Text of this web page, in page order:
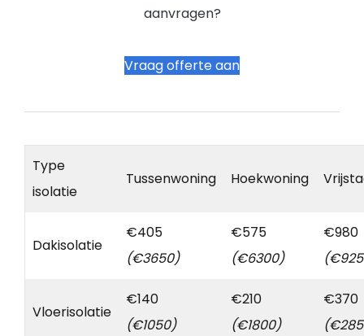
aanvragen?
Vraag offerte aan
Type
isolatie
Tussenwoning Hoekwoning
Dakisolatie
€405
(€3650)
€575
(€6300)
€980
Vloerisolatie
€140
(€1050)
€210
(€1800)
€370